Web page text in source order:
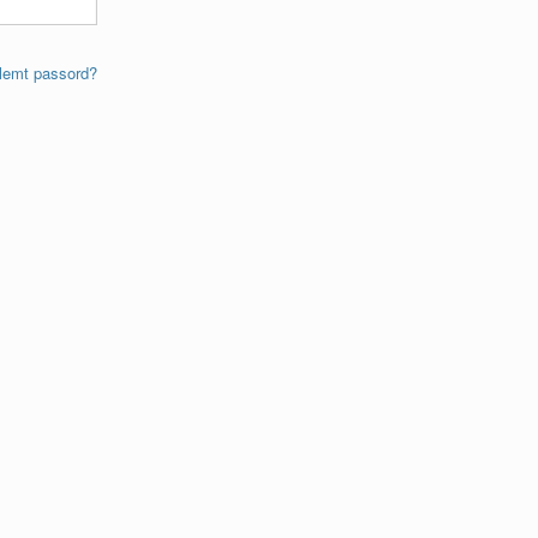
passord?